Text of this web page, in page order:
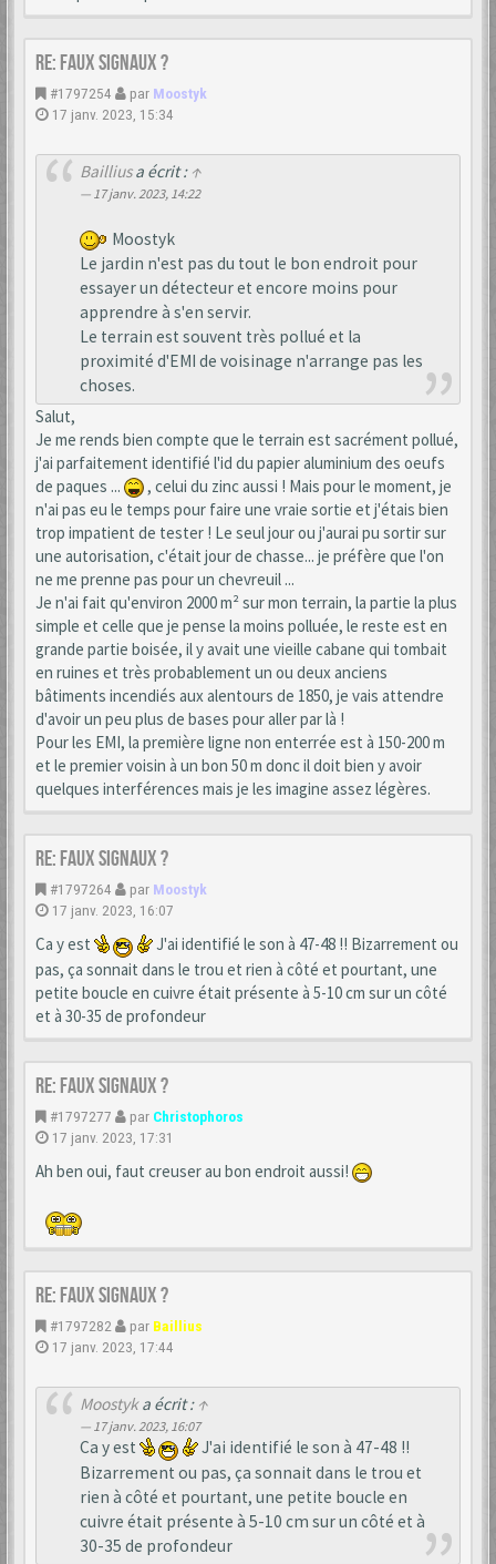
Re: Faux signaux ?
#1797254 par Moostyk
17 janv. 2023, 15:34
Bailliusa écrit : ↑
17 janv. 2023, 14:22
Moostyk
Le jardin n'est pas du tout le bon endroit pour
essayer un détecteur et encore moins pour
apprendre à s'en servir.
Le terrain est souvent très pollué et la
proximité d'EMI de voisinage n'arrange pas les
choses.
Salut,
Je me rends bien compte que le terrain est sacrément pollué,
j'ai parfaitement identifié l'id du papier aluminium des oeufs
de paques ...
, celui du zinc aussi ! Mais pour le moment, je
n'ai pas eu le temps pour faire une vraie sortie et j'étais bien
trop impatient de tester ! Le seul jour ou j'aurai pu sortir sur
une autorisation, c'était jour de chasse... je préfère que l'on
ne me prenne pas pour un chevreuil ...
Je n'ai fait qu'environ 2000 m² sur mon terrain, la partie la plus
simple et celle que je pense la moins polluée, le reste est en
grande partie boisée, il y avait une vieille cabane qui tombait
en ruines et très probablement un ou deux anciens
bâtiments incendiés aux alentours de 1850, je vais attendre
d'avoir un peu plus de bases pour aller par là !
Pour les EMI, la première ligne non enterrée est à 150-200 m
et le premier voisin à un bon 50 m donc il doit bien y avoir
quelques interférences mais je les imagine assez légères.
Re: Faux signaux ?
#1797264 par Moostyk
17 janv. 2023, 16:07
Ca y est
J'ai identifié le son à 47-48 !! Bizarrement ou
pas, ça sonnait dans le trou et rien à côté et pourtant, une
petite boucle en cuivre était présente à 5-10 cm sur un côté
et à 30-35 de profondeur
Re: Faux signaux ?
#1797277 par Christophoros
17 janv. 2023, 17:31
Ah ben oui, faut creuser au bon endroit aussi!
Re: Faux signaux ?
#1797282 par Baillius
17 janv. 2023, 17:44
Moostyka écrit : ↑
17 janv. 2023, 16:07
Ca y est
J'ai identifié le son à 47-48 !!
Bizarrement ou pas, ça sonnait dans le trou et
rien à côté et pourtant, une petite boucle en
cuivre était présente à 5-10 cm sur un côté et à
30-35 de profondeur